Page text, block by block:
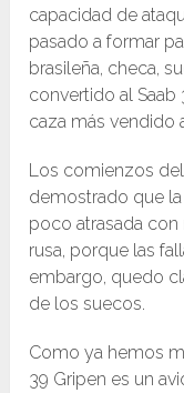
capacidad de
pasado a formar
brasileña, checa,
convertido al Saab
caza más vendido
Los comienzos
demostrado que
poco atrasada con
rusa, porque las
embargo, quedo
de los suecos.
Como ya hemos
39 Gripen es un